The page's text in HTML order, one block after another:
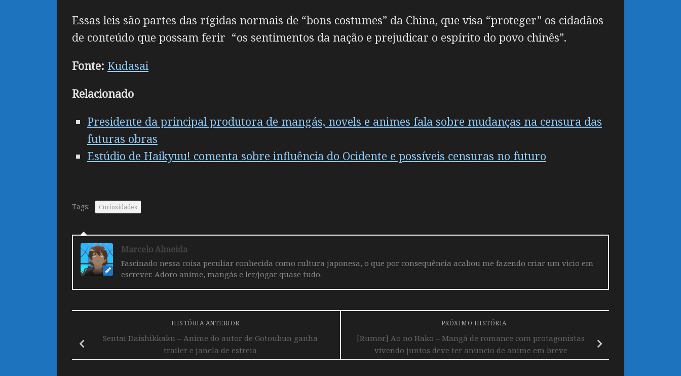
Essas leis são partes das rígidas normais de “bons costumes” da China, que visa “proteger” os cidadãos
de conteúdo que possam ferir “os sentimentos da nação e prejudicar o espírito do povo chinês”.
Fonte: Kudasai
Relacionado
Presidente da principal produtora de mangás, novels e animes fala sobre mudanças na censura das
futuras obras
Estúdio de Haikyuu! comenta sobre influência do Ocidente e possíveis censuras no futuro
Tags: Curiosidades
Marcelo Almeida
Fascinado nessa coisa peculiar conhecida como cultura japonesa, o que por consequência acabou me fazendo criar um vicio em
escrever. Adoro anime, mangás e ler/jogar quase tudo.
PRÓXIMO HISTÓRIA
[Rumor] Ao no Hako – Mangá de romance com protagonistas
vivendo juntos deve ter anuncio de anime em breve
HISTÓRIA ANTERIOR
Sentai Daishikkaku – Anime do autor de Gotoubun ganha
trailer e janela de estreia